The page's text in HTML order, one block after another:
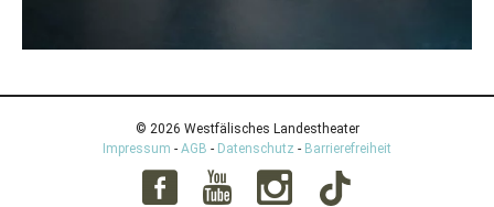
© 2026 Westfälisches Landestheater
Impressum - AGB - Datenschutz - Barrierefreiheit